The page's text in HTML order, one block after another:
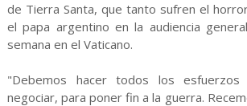
de Tierra Santa, que tanto sufren el
el papa argentino en la audiencia
semana en el Vaticano.
"Debemos hacer todos los
negociar, para poner fin a la guerra.